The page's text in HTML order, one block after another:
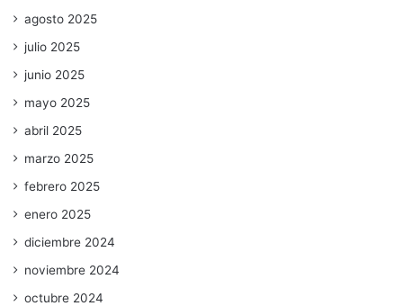
agosto 2025
julio 2025
junio 2025
mayo 2025
abril 2025
marzo 2025
febrero 2025
enero 2025
diciembre 2024
noviembre 2024
octubre 2024